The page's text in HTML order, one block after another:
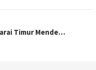
Timur Mende…